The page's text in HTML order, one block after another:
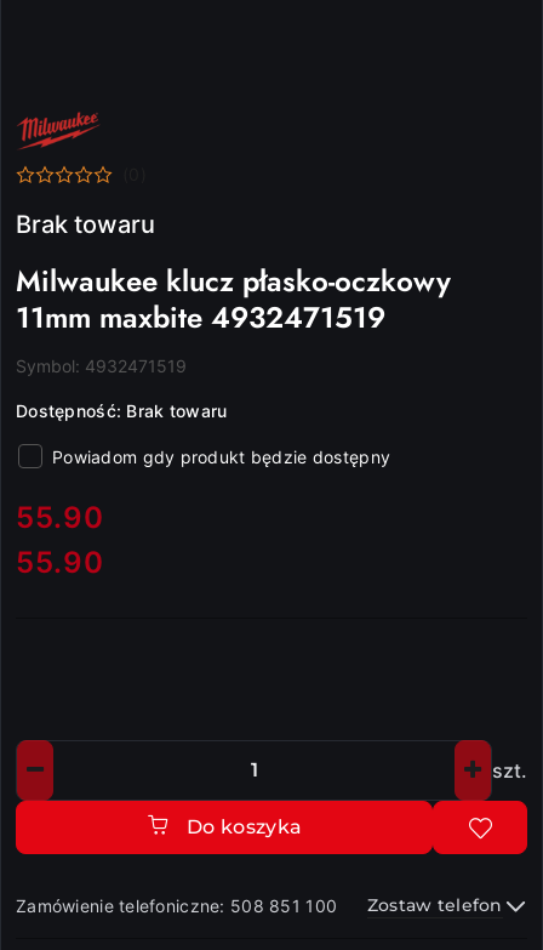
NAZWA
PRODUCENTA:
MILWAUKEE
Brak towaru
Milwaukee klucz płasko-oczkowy
11mm maxbite 4932471519
Symbol: 4932471519
Dostępność: Brak towaru
Powiadom gdy produkt będzie dostępny
cena:
55.90
Cena:
55.90
Ilość szt.
Do koszyka
Zamówienie telefoniczne: 508 851 100 Zostaw telefon